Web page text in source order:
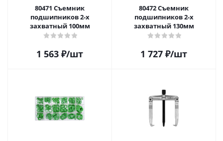
80471 Съемник
подшипников 2-х
захватный 100мм
1 563 ₽/шт
80472 Съемник
подшипников 2-х
захватный 130мм
1 727 ₽/шт